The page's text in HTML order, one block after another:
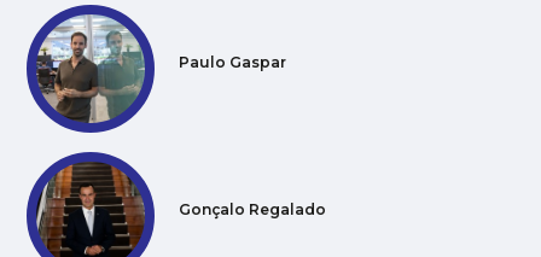
Paulo Gaspar
Gonçalo Regalado